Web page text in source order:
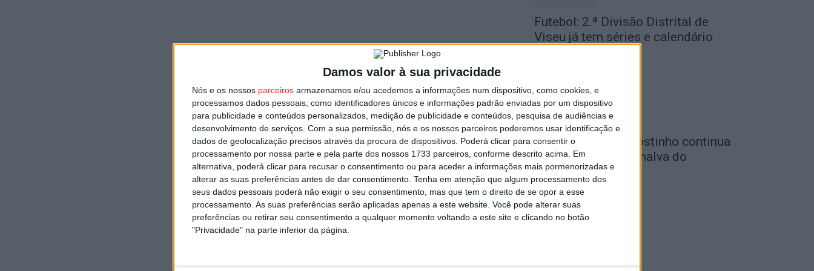
Damos valor à sua privacidade
Nós e os nossos parceiros armazenamos e/ou acedemos a informações num dispositivo, como cookies, e
processamos dados pessoais, como identificadores únicos e informações padrão enviadas por um dispositivo
para publicidade e conteúdos personalizados, medição de publicidade e conteúdos, pesquisa de audiências e
desenvolvimento de serviços. Com a sua permissão, nós e os nossos parceiros poderemos usar identificação e
dados de geolocalização precisos através da procura de dispositivos. Poderá clicar para consentir o
processamento por nossa parte e pela parte dos nossos 1733 parceiros, conforme descrito acima. Em
alternativa, poderá clicar para recusar o consentimento ou para aceder a informações mais pormenorizadas e
alterar as suas preferências antes de dar consentimento. Tenha em atenção que algum processamento dos
seus dados pessoais poderá não exigir o seu consentimento, mas que tem o direito de se opor a esse
processamento. As suas preferências serão aplicadas apenas a este website. Você pode alterar suas
preferências ou retirar seu consentimento a qualquer momento voltando a este site e clicando no botão
"Privacidade" na parte inferior da página.
Futebol: 2.ª Divisão Distrital de
Viseu já tem séries e calendário
Futebol: Carlos Agostinho continua
no comando do Penalva do
Castelo